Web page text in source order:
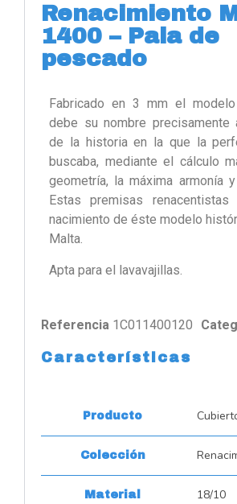
Renacimiento
1400 – Pala de
pescado
Fabricado en 3 mm el modelo
debe su nombre precisamente
de la historia en la que la
buscaba, mediante el cálculo
geometría, la máxima armonía
Estas premisas renacentistas
nacimiento de éste modelo
Malta.
Apta para el lavavajillas.
Referencia 1C011400120
Características
Producto
Colección
Material 18/10